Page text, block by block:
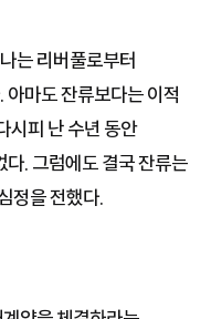
는 리버풀로부터
아마도 잔류보다는 이적
시피 난 수년 동안
다. 그럼에도 결국 잔류는
정을 전했다.